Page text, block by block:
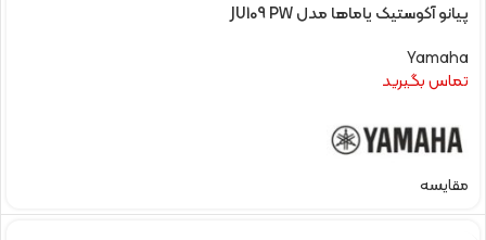
پیانو آکوستیک یاماها مدل JU109 PW
Yamaha
تماس بگیرید
مقایسه